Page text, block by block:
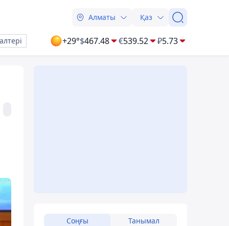
Алматы Қаз
+29°$467.48 €539.52 ₽5.73
Соңғы Танымал